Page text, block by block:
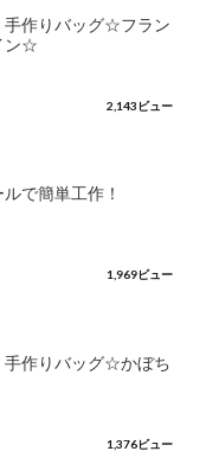
手作りバッグ☆フラン
ン☆
2,143ビュー
で簡単工作！
1,969ビュー
手作りバッグ☆かぼち
1,376ビュー